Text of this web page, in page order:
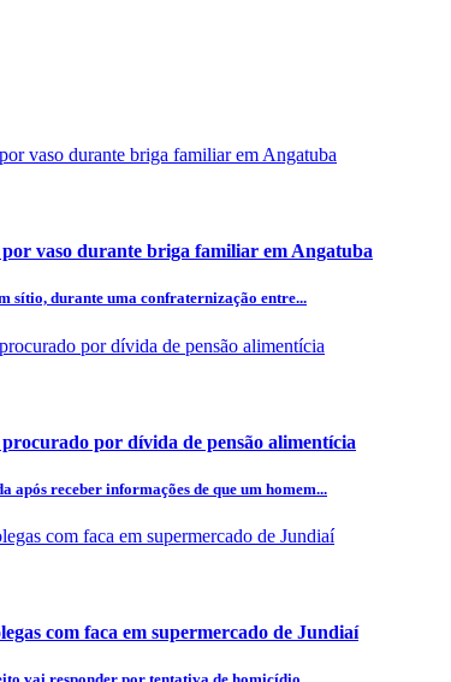
vaso durante briga familiar em Angatuba
sítio, durante uma confraternização entre...
por dívida de pensão alimentícia
após receber informações de que um homem...
com faca em supermercado de Jundiaí